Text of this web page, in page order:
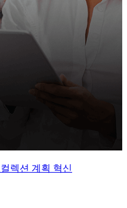
렉션 계획 혁신